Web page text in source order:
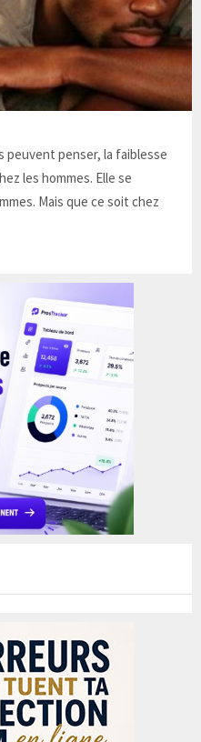
peuvent penser, la faiblesse
les hommes. Elle se
Mais que ce soit chez